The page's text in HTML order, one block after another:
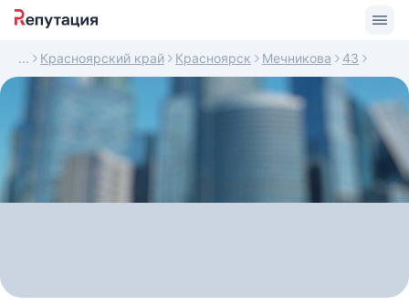
Красноярский край Красноярск Мечникова 43